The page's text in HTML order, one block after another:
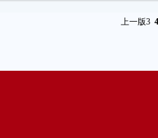
上一版3 4